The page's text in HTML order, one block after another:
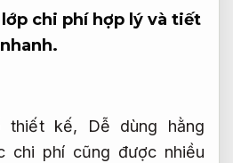
chi phí hợp lý và tiết
thiết kế,
Dễ dùng hằng
chi phí cũng được nhiều